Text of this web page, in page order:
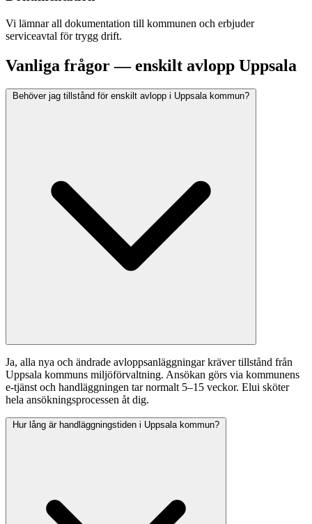
Vi lämnar all dokumentation till kommunen och erbjuder
serviceavtal för trygg drift.
Vanliga frågor — enskilt avlopp Uppsala
Behöver jag tillstånd för enskilt avlopp i Uppsala kommun?
Ja, alla nya och ändrade avloppsanläggningar kräver tillstånd från
Uppsala kommuns miljöförvaltning. Ansökan görs via kommunens
e-tjänst och handläggningen tar normalt 5–15 veckor. Elui sköter
hela ansökningsprocessen åt dig.
Hur lång är handläggningstiden i Uppsala kommun?